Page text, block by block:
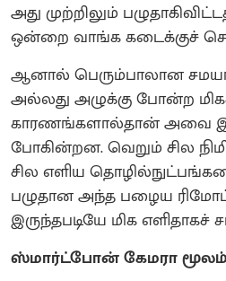
அது முற்றிலும்
ஒன்றை வாங்க கடைக்குச்
ஆனால் பெரும்பாலான
அல்லது அழுக்கு போன்ற
காரணங்களால்தான் அவை
போகின்றன. வெறும் சில
சில எளிய
பழுதான அந்த பழைய
இருந்தபடியே மிக எளிதாகச்
ஸ்மார்ட்போன் கேமரா மூலம்